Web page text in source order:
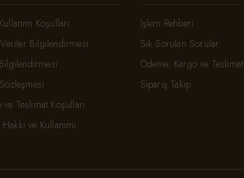
Koşulları
Bilgilendirmesi
ve Teslimat Koşulları
ve Kullanımı
İşlem Rehberi
Sık Sorulan Sorular
Ödeme, Kargo ve Teslimat
Sipariş Takip